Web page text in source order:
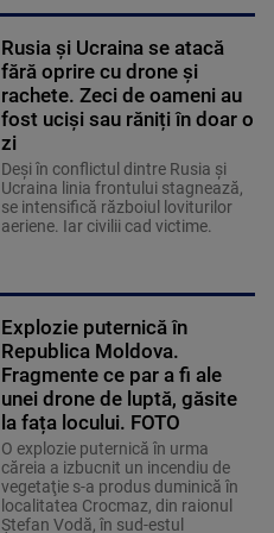
Rusia și Ucraina se atacă
fără oprire cu drone și
rachete. Zeci de oameni au
fost uciși sau răniți în doar o
zi
Deși în conflictul dintre Rusia și
Ucraina linia frontului stagnează,
se intensifică războiul loviturilor
aeriene. Iar civilii cad victime.
Explozie puternică în
Republica Moldova.
Fragmente ce par a fi ale
unei drone de luptă, găsite
la fața locului. FOTO
O explozie puternică în urma
căreia a izbucnit un incendiu de
vegetaţie s-a produs duminică în
localitatea Crocmaz, din raionul
Ştefan Vodă, în sud-estul